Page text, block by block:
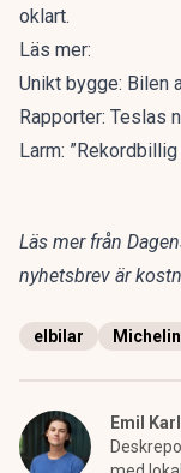
oklart.
Läs mer:
Unikt bygge: Bilen
Rapporter: Teslas
Larm:
Läs mer från
nyhetsbrev är
elbilar Michelin
Emil